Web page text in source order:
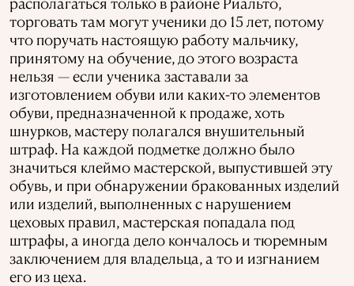
торговать там могут ученики до 15 лет, потому
что поручать настоящую работу мальчику,
принятому на обучение, до этого возраста
нельзя — если ученика заставали за
изготовлением обуви или каких-то элементов
обуви, предназначенной к продаже, хоть
шнурков, мастеру полагался внушительный
штраф. На каждой подметке должно было
значиться клеймо мастерской, выпустившей эту
обувь, и при обнаружении бракованных изделий
или изделий, выполненных с нарушением
цеховых правил, мастерская попадала под
штрафы, а иногда дело кончалось и тюремным
заключением для владельца, а то и изгнанием
его из цеха.